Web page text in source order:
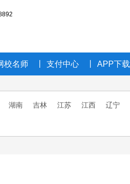
校名师 支付中心 APP下载
湖南 吉林 江苏 江西 辽宁